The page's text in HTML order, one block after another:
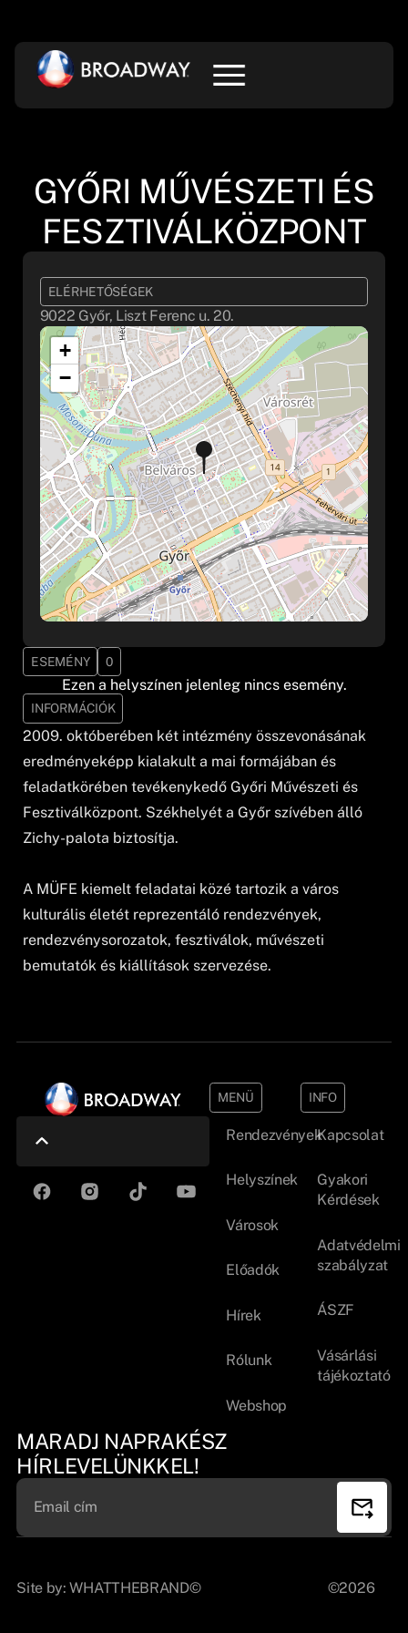
GYŐRI MŰVÉSZETI ÉS
FESZTIVÁLKÖZPONT
ELÉRHETŐSÉGEK
9022 Győr, Liszt Ferenc u. 20.
+
−
ESEMÉNY 0
Ezen a helyszínen jelenleg nincs esemény.
INFORMÁCIÓK
2009. októberében két intézmény összevonásának
eredményeképp kialakult a mai formájában és
feladatkörében tevékenykedő Győri Művészeti és
Fesztiválközpont. Székhelyét a Győr szívében álló
Zichy-palota biztosítja.
A MÜFE kiemelt feladatai közé tartozik a város
kulturális életét reprezentáló rendezvények,
rendezvénysorozatok, fesztiválok, művészeti
bemutatók és kiállítások szervezése.
MENÜ
Rendezvények
Helyszínek
Városok
Előadók
Hírek
Rólunk
Webshop
INFO
Kapcsolat
Gyakori
Kérdések
Adatvédelmi
szabályzat
ÁSZF
Vásárlási
tájékoztató
MARADJ NAPRAKÉSZ
HÍRLEVELÜNKKEL!
Site by:WHATTHEBRAND© ©2026